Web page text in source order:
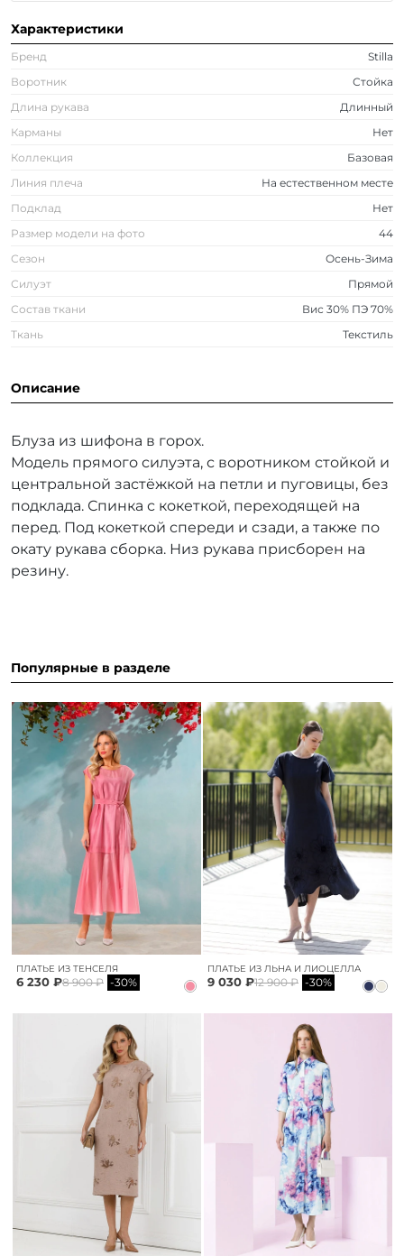
Характеристики
Бренд
Stilla
Воротник
Стойка
Длина рукава
Длинный
Карманы
Нет
Коллекция
Базовая
Линия плеча
На естественном месте
Подклад
Нет
Размер модели на фото
44
Сезон
Осень-Зима
Силуэт
Прямой
Состав ткани
Вис 30% ПЭ 70%
Ткань
Текстиль
Описание
Блуза из шифона в горох.
Модель прямого силуэта, с воротником стойкой и
центральной застёжкой на петли и пуговицы, без
подклада. Спинка с кокеткой, переходящей на
перед. Под кокеткой спереди и сзади, а также по
окату рукава сборка. Низ рукава присборен на
резину.
Популярные в разделе
ПЛАТЬЕ ИЗ ТЕНСЕЛЯ
6 230 ₽8 900 ₽ -30%
ПЛАТЬЕ ИЗ ЛЬНА И ЛИОЦЕЛЛА
9 030 ₽12 900 ₽ -30%